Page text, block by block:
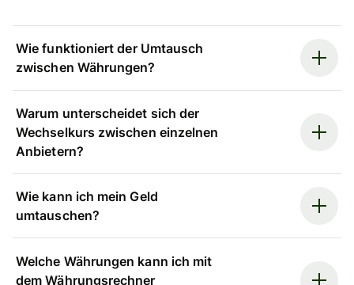
Wie funktioniert der Umtausch
zwischen Währungen?
Warum unterscheidet sich der
Wechselkurs zwischen einzelnen
Anbietern?
Wie kann ich mein Geld
umtauschen?
Welche Währungen kann ich mit
dem Währungsrechner